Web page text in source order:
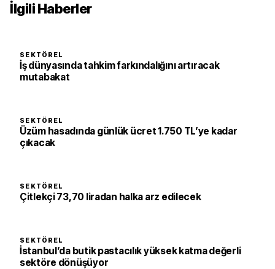
İlgili Haberler
SEKTÖREL
İş dünyasında tahkim farkındalığını artıracak
mutabakat
SEKTÖREL
Üzüm hasadında günlük ücret 1.750 TL’ye kadar
çıkacak
SEKTÖREL
Çitlekçi 73,70 liradan halka arz edilecek
SEKTÖREL
İstanbul’da butik pastacılık yüksek katma değerli
sektöre dönüşüyor